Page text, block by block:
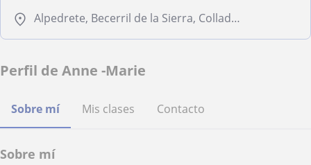
Alpedrete, Becerril de la Sierra, Collado Mediano, Moralzarzal
Perfil de Anne -Marie
Sobre mí Mis clases Contacto
Sobre mí